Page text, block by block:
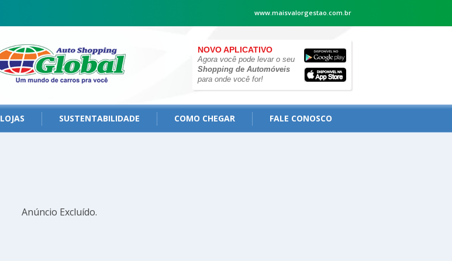
www.maisvalorgestao.com.br
NOVO APLICATIVO
Agora você pode levar o seu
Shopping de Automóveis
para onde você for!
LOJAS SUSTENTABILIDADE COMO CHEGAR FALE CONOSCO
Anúncio Excluído.